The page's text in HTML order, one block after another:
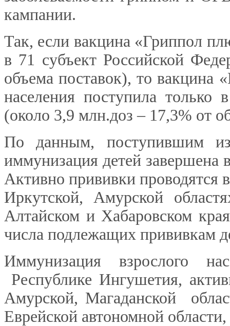
кампании.
Так, если вакцина «Гриппол
в 71 субъект Российской
объема поставок), то вакцина
населения поступила только
(около 3,9 млн.доз – 17,3% от
По данным, поступившим из
иммунизация детей завершена
Активно прививки проводятся
Иркутской, Амурской
Алтайском и Хабаровском
числа подлежащих прививкам
Иммунизация взрослого
Республике Ингушетия,
Амурской, Магаданской
Еврейской автономной